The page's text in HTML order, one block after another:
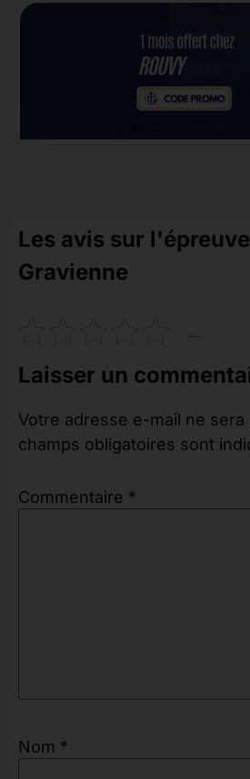
Les avis sur
Gravienne
Laisser un
Votre adresse e-mail ne sera
champs obligatoires sont
Commentaire *
Nom *